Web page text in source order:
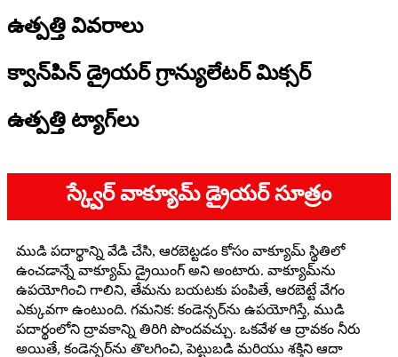
ఉత్పత్తి వివరాలు
క్వాన్‌పిన్ డ్రైయర్ గ్రాన్యులేటర్ మిక్సర్
ఉత్పత్తి ట్యాగ్‌లు
స్క్వేర్ వాక్యూమ్ డ్రైయర్ సూత్రం
ముడి పదార్థాన్ని వేడి చేసి, ఆరబెట్టడం కోసం వాక్యూమ్ స్థితిలో
ఉంచడాన్నే వాక్యూమ్ డ్రైయింగ్ అని అంటారు. వాక్యూమ్‌ను
ఉపయోగించి గాలిని, తేమను బయటకు పంపితే, ఆరబెట్టే వేగం
ఎక్కువగా ఉంటుంది. గమనిక: కండెన్సర్‌ను ఉపయోగిస్తే, ముడి
పదార్థంలోని ద్రావకాన్ని తిరిగి పొందవచ్చు. ఒకవేళ ఆ ద్రావకం నీరు
అయితే, కండెన్సర్‌ను తొలగించి, పెట్టుబడి మరియు శక్తిని ఆదా